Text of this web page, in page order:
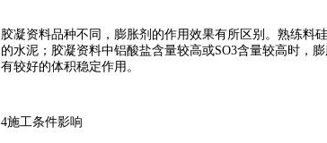
胶凝资料品种不同， 膨胀剂的作用效果有所区别。熟练料
的水泥 ； 胶凝资料中铝酸盐含量较高或SO3含量较高时，
有较好的体积稳定作用 。
4施工条件影响